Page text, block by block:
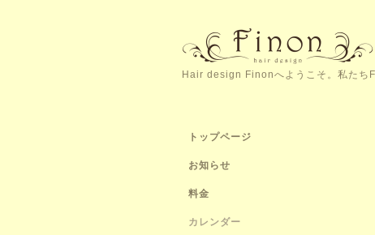
Hair design Finonへようこそ。私たち
トップページ
お知らせ
料金
カレンダー